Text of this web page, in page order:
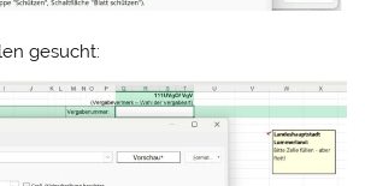
gesucht: